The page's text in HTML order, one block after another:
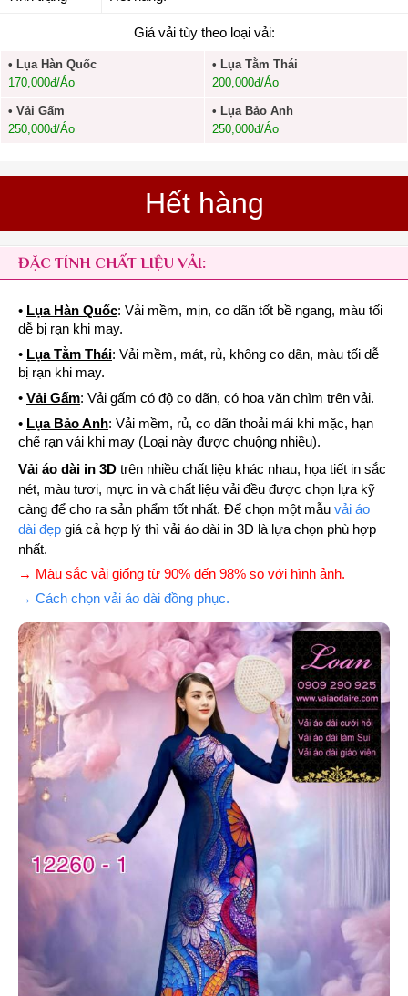
Giá vải tùy theo loại vải:
• Lụa Hàn Quốc
170,000đ/Áo
• Lụa Tằm Thái
200,000đ/Áo
• Vải Gấm
250,000đ/Áo
• Lụa Bảo Anh
250,000đ/Áo
Hết hàng
ĐẶC TÍNH CHẤT LIỆU VẢI:
• Lụa Hàn Quốc: Vải mềm, mịn, co dãn tốt bề ngang, màu tối
dễ bị rạn khi may.
• Lụa Tằm Thái: Vải mềm, mát, rủ, không co dãn, màu tối dễ
bị rạn khi may.
• Vải Gấm: Vải gấm có độ co dãn, có hoa văn chìm trên vải.
• Lụa Bảo Anh: Vải mềm, rủ, co dãn thoải mái khi mặc, hạn
chế rạn vải khi may (Loại này được chuộng nhiều).
Vải áo dài in 3D trên nhiều chất liệu khác nhau, họa tiết in sắc
nét, màu tươi, mực in và chất liệu vải đều được chọn lựa kỹ
càng để cho ra sản phẩm tốt nhất. Để chọn một mẫu vải áo
dài đẹp giá cả hợp lý thì vải áo dài in 3D là lựa chọn phù hợp
nhất.
→ Màu sắc vải giống từ 90% đến 98% so với hình ảnh.
→ Cách chọn vải áo dài đồng phục.